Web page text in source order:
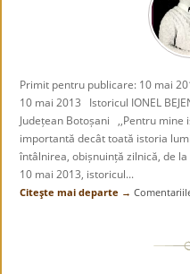
Primit pentru publicare: 10 mai
10 mai 2013 Istoricul IONEL
Județean Botoșani ,,Pentru mine
importantă decât toată istoria
întâlnirea, obișnuință zilnică, de
10 mai 2013, istoricul...
Citeşte mai departe →